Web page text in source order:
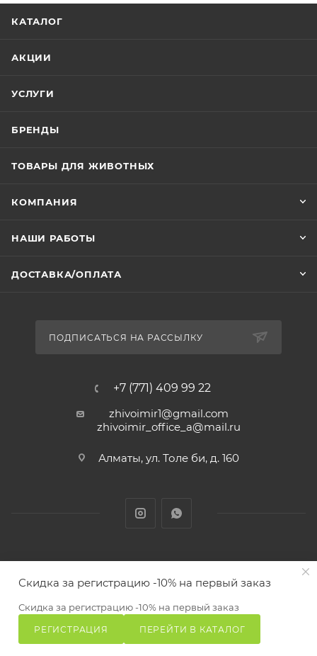
КАТАЛОГ
АКЦИИ
УСЛУГИ
БРЕНДЫ
ТОВАРЫ ДЛЯ ЖИВОТНЫХ
КОМПАНИЯ
НАШИ РАБОТЫ
ДОСТАВКА/ОПЛАТА
ПОДПИСАТЬСЯ НА РАССЫЛКУ
+7 (771) 409 99 22
zhivoimir1@gmail.com
zhivoimir_office_a@mail.ru
Алматы, ул. Толе би, д. 160
животных с доставкой товаров по Алматы и Казахстану
Скидка за регистрацию -10% на первый заказ
Скидка за регистрацию -10% на первый заказ
РЕГИСТРАЦИЯ
ПЕРЕЙТИ В КАТАЛОГ
Главная
Избранные Каталог Сравнение Корзина